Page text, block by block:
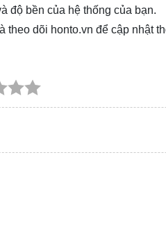
độ bền của hệ thống của bạn.
theo dõi honto.vn để cập nhật